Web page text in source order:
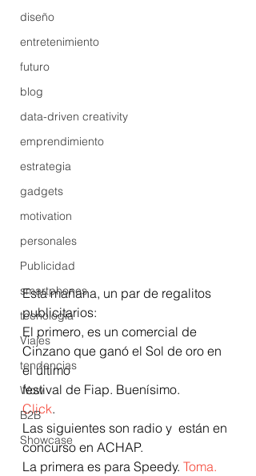
diseño
entretenimiento
futuro
blog
data-driven creativity
emprendimiento
estrategia
gadgets
motivation
personales
Publicidad
smartphones
tecnología
Viajes
tendencias
Wow
B2B
Showcase
Esta mañana, un par de regalitos
publicitarios:
El primero, es un comercial de
Cinzano que ganó el Sol de oro en
el último
festival de Fiap. Buenísimo.
Click.
Las siguientes son radio y  están en
concurso en ACHAP.
La primera es para Speedy. Toma.